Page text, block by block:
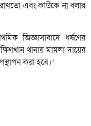
এবং কাউকে না বলার
জিজ্ঞাসাবাদে ধর্ষণের
থানায় মামলা দায়ের
করা হবে।’